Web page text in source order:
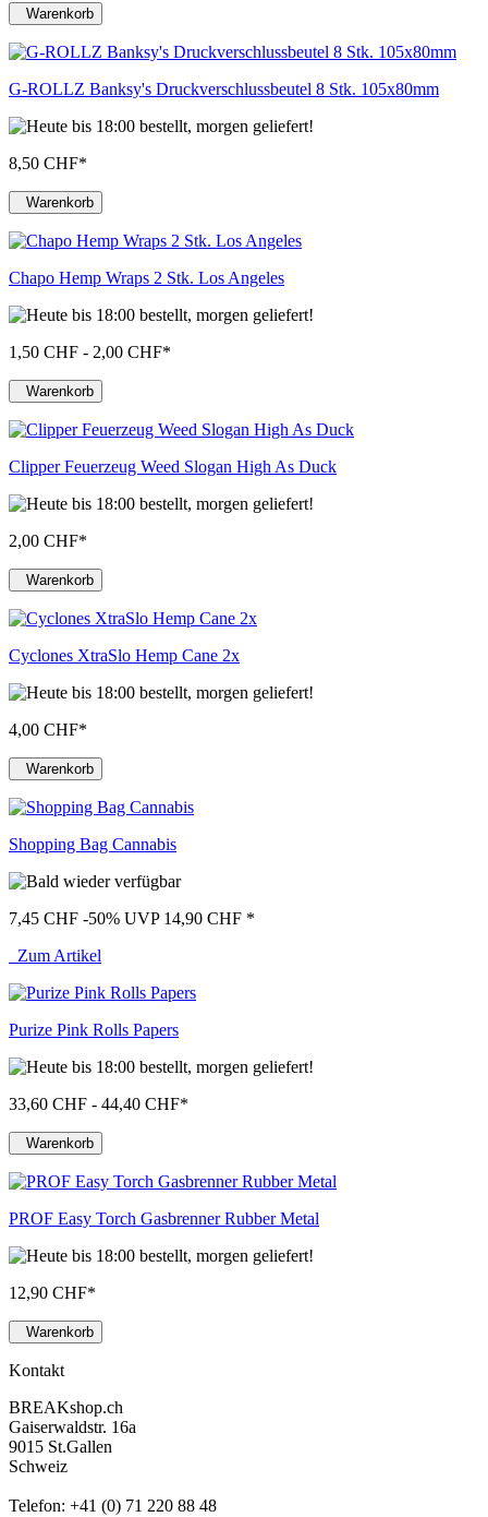
Warenkorb
G-ROLLZ Banksy's Druckverschlussbeutel 8 Stk. 105x80mm
8,50 CHF*
Warenkorb
Chapo Hemp Wraps 2 Stk. Los Angeles
1,50 CHF - 2,00 CHF*
Warenkorb
Clipper Feuerzeug Weed Slogan High As Duck
2,00 CHF*
Warenkorb
Cyclones XtraSlo Hemp Cane 2x
4,00 CHF*
Warenkorb
Shopping Bag Cannabis
7,45 CHF -50% UVP 14,90 CHF *
Zum Artikel
Purize Pink Rolls Papers
33,60 CHF - 44,40 CHF*
Warenkorb
PROF Easy Torch Gasbrenner Rubber Metal
12,90 CHF*
Warenkorb
Kontakt
BREAKshop.ch
Gaiserwaldstr. 16a
9015 St.Gallen
Schweiz
Telefon: +41 (0) 71 220 88 48